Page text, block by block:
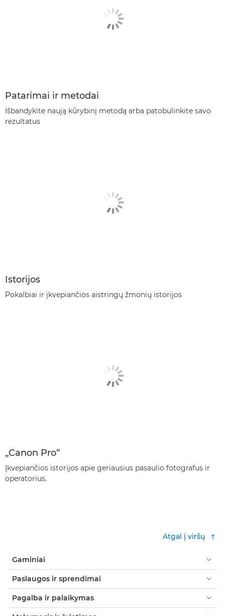
Patarimai ir metodai
Išbandykite naują kūrybinį metodą arba patobulinkite savo
rezultatus
Istorijos
Pokalbiai ir įkvepiančios aistringų žmonių istorijos
„Canon Pro“
Įkvepiančios istorijos apie geriausius pasaulio fotografus ir
operatorius.
Atgal į viršų
Gaminiai
Paslaugos ir sprendimai
Pagalba ir palaikymas